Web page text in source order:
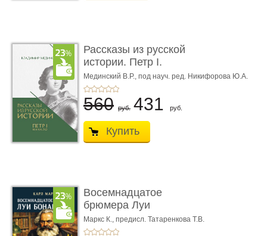
Рассказы из русской
истории. Петр I.
Начало. Кни ...
Мединский В.Р., под науч. ред. Никифорова Ю.А.
560 руб. 431 руб.
Купить
Восемнадцатое
брюмера Луи
Бонапарта
Маркс К., предисл. Татаренкова Т.В.